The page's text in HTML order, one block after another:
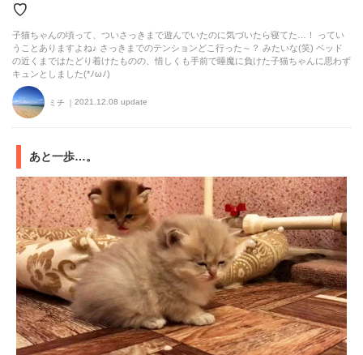
♡
子猫ちゃんの頃って、ついさっきまで遊んでいたのに気づいたら寝てた…！ ってい
うことありますよね♪ さっきまでのテンションどこ行った～？ みたいな(笑) ベッド
の近くまではたどり着けたものの、惜しくも手前で睡魔に負けた子猫ちゃんに思わず
キュンとしました(*ﾉωﾉ)
ミチ 2021.12.08 update
あと一歩…。